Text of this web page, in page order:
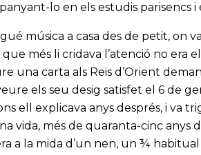
lo en els estudis parisencs
música a casa des de petit, on
més li cridava l’atenció no era
una carta als Reis d’Orient
els seu desig satisfet el 6 de
ell explicava anys després, i va
vida, més de quaranta-cinc anys
a la mida d’un nen, un ¾